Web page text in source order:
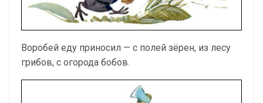
Воробей еду приносил — с полей зёрен, из лесу
грибов, с огорода бобов.